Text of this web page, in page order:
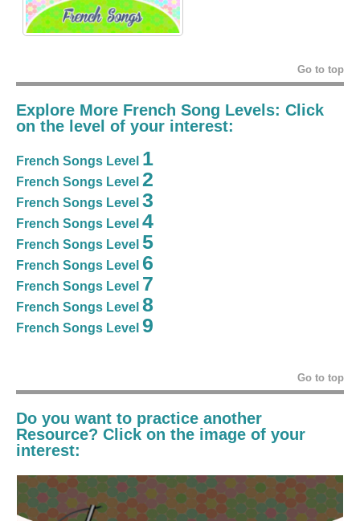
Go to top
Explore More French Song Levels: Click
on the level of your interest:
French Songs Level 1
French Songs Level 2
French Songs Level 3
French Songs Level 4
French Songs Level 5
French Songs Level 6
French Songs Level 7
French Songs Level 8
French Songs Level 9
Go to top
Do you want to practice another
Resource? Click on the image of your
interest: